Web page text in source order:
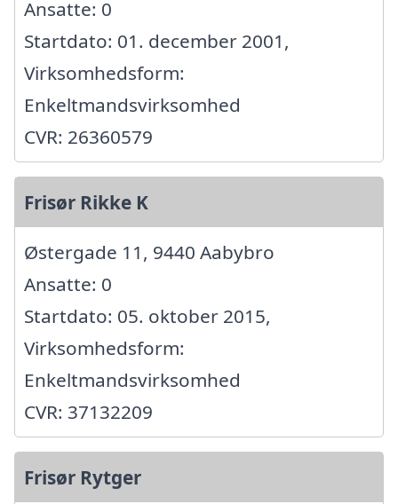
Ansatte: 0
Startdato: 01. december 2001,
Virksomhedsform:
Enkeltmandsvirksomhed
CVR: 26360579
Frisør Rikke K
Østergade 11, 9440 Aabybro
Ansatte: 0
Startdato: 05. oktober 2015,
Virksomhedsform:
Enkeltmandsvirksomhed
CVR: 37132209
Frisør Rytger